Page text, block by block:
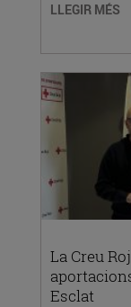
LLEGIR MÉS
La Creu
Esclat